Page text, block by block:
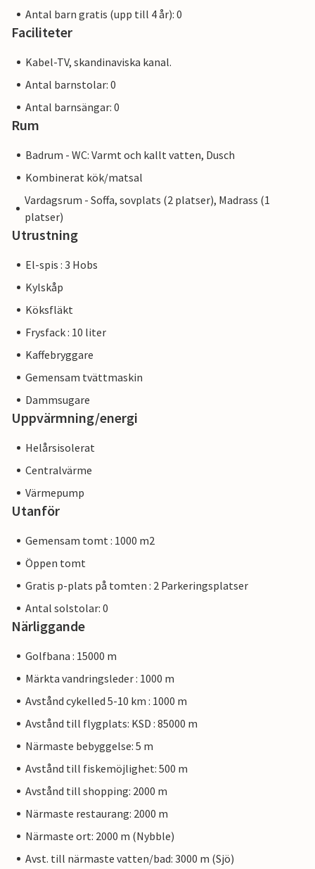
Antal barn gratis (upp till 4 år): 0
Faciliteter
Kabel-TV, skandinaviska kanal.
Antal barnstolar: 0
Antal barnsängar: 0
Rum
Badrum - WC: Varmt och kallt vatten, Dusch
Kombinerat kök/matsal
Vardagsrum - Soffa, sovplats (2 platser), Madrass (1
platser)
Utrustning
El-spis : 3 Hobs
Kylskåp
Köksfläkt
Frysfack : 10 liter
Kaffebryggare
Gemensam tvättmaskin
Dammsugare
Uppvärmning/energi
Helårsisolerat
Centralvärme
Värmepump
Utanför
Gemensam tomt : 1000 m2
Öppen tomt
Gratis p-plats på tomten : 2 Parkeringsplatser
Antal solstolar: 0
Närliggande
Golfbana : 15000 m
Märkta vandringsleder : 1000 m
Avstånd cykelled 5-10 km : 1000 m
Avstånd till flygplats: KSD : 85000 m
Närmaste bebyggelse: 5 m
Avstånd till fiskemöjlighet: 500 m
Avstånd till shopping: 2000 m
Närmaste restaurang: 2000 m
Närmaste ort: 2000 m (Nybble)
Avst. till närmaste vatten/bad: 3000 m (Sjö)